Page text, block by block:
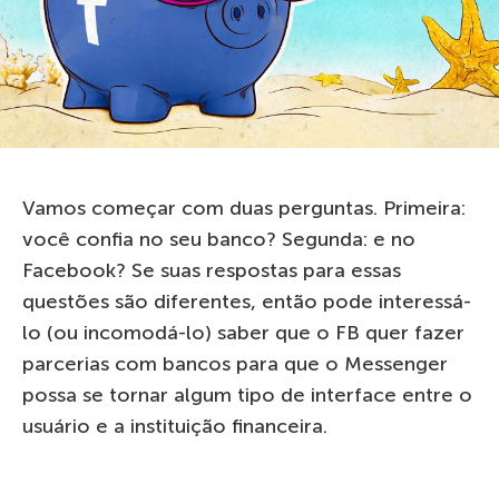
Vamos começar com duas perguntas. Primeira:
você confia no seu banco? Segunda: e no
Facebook? Se suas respostas para essas
questões são diferentes, então pode interessá-
lo (ou incomodá-lo) saber que o FB quer fazer
parcerias com bancos para que o Messenger
possa se tornar algum tipo de interface entre o
usuário e a instituição financeira.